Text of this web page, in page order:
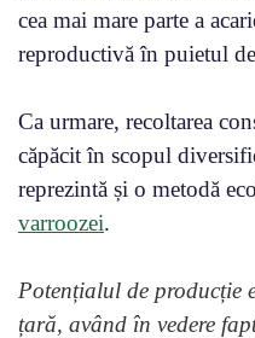
cea mai mare parte a
reproductivă în puietul
Ca urmare, recoltarea
căpăcit în scopul
reprezintă și o metodă
varroozei.
Potențialul de producție
țară, având în vedere